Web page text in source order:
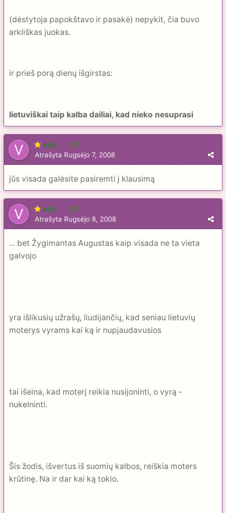
(dėstytoja papokštavo ir pasakė) nepykit, čia buvo
arkliškas juokas.
ir prieš porą dienų išgirstas:
lietuviškai taip kalba dailiai, kad nieko nesuprasi
vėja 2
Atrašyta Rugsėjo 7, 2008
jūs visada galėsite pasiremti į klausimą
vėja 2
Atrašyta Rugsėjo 8, 2008
... bet Žygimantas Augustas kaip visada ne ta vieta
galvojo
yra išlikusių užrašų, liudijančių, kad seniau lietuvių
moterys vyrams kai ką ir nupjaudavusios
tai išeina, kad moterį reikia nusijoninti, o vyrą -
nukelninti.
Šis žodis, išvertus iš suomių kalbos, reiškia moters
krūtinę. Na ir dar kai ką tokio.